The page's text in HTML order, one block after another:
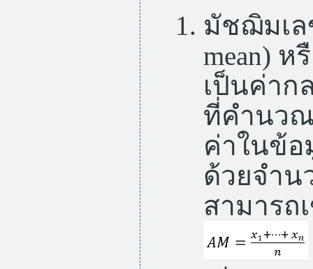
มัชฌิมเล
mean)
เป็นค่าก
ที่คำนว
ค่าในข้
ด้วยจำ
สามารถ